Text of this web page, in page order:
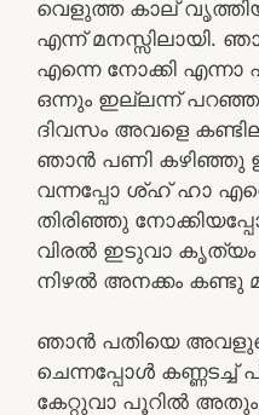
വെളുത്ത കാല്
എന്ന് മനസ്സിലായി.
എന്നെ നോക്കി എന്നാ
ഒന്നും ഇല്ലന്ന്
ദിവസം അവളെ
ഞാൻ പണി കഴിഞ്ഞു
വന്നപ്പോ ശ്ഹ് ഹാ
തിരിഞ്ഞു
വിരൽ ഇടുവാ കൃത്യം
നിഴൽ അനക്കം കണ്ടു
ഞാൻ പതിയെ
ചെന്നപ്പോൾ കണ്ണടച്ച്
കേറ്റുവാ പൂറിൽ അതും